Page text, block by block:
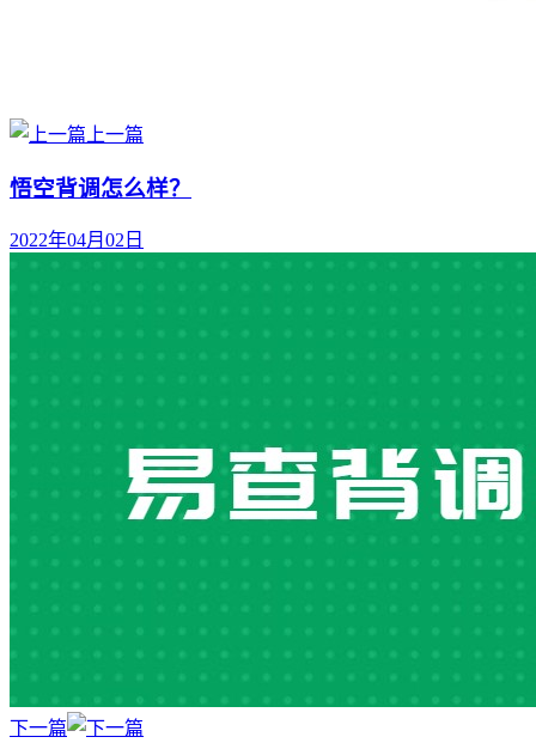
上一篇
悟空背调怎么样？
2022年04月02日
下一篇